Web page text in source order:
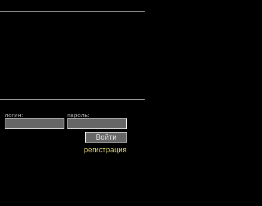
пароль:
логин:
регистрация